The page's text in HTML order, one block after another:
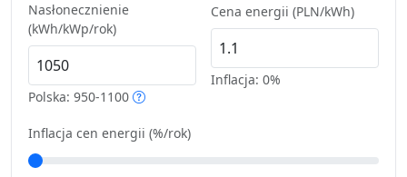
Nasłonecznienie
(kWh/kWp/rok)
Polska: 950-1100
Cena energii (PLN/kWh)
Inflacja: 0%
Inflacja cen energii (%/rok)